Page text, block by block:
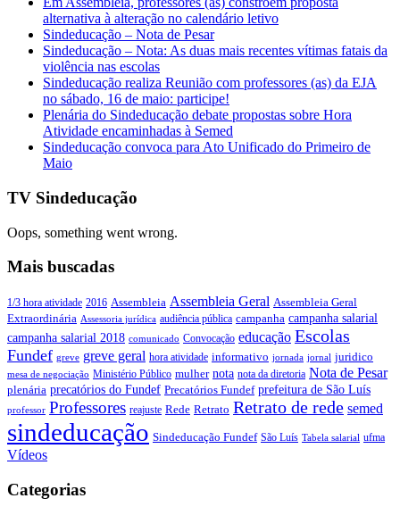
alternativa à alteração no calendário letivo
Sindeducação – Nota de Pesar
Sindeducação – Nota: As duas mais recentes vítimas fatais da
violência nas escolas
Sindeducação realiza Reunião com professores (as) da EJA
no sábado, 16 de maio: participe!
Plenária do Sindeducação debate propostas sobre Hora
Atividade encaminhadas à Semed
Sindeducação convoca para Ato Unificado do Primeiro de
Maio
TV Sindeducação
Oops, something went wrong.
Mais buscadas
1/3 hora atividade 2016 Assembleia Assembleia Geral Assembleia Geral
Extraordinária Assessoria jurídica audiência pública campanha campanha salarial
campanha salarial 2018 comunicado Convocação educação Escolas
Fundef greve greve geral hora atividade informativo jornada jornal juridico
mesa de negociação Ministério Público mulher nota nota da diretoria Nota de Pesar
plenária precatórios do Fundef Precatórios Fundef prefeitura de São Luís
professor Professores reajuste Rede Retrato Retrato de rede semed
sindeducação Sindeducação Fundef São Luís Tabela salarial ufma
Vídeos
Categorias